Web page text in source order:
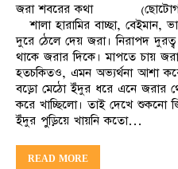
জরা শবরের কথা
শালা হারামির বাচ্ছা,
দুরে ঠেলে দেয় জরা। নিরাপদ
থাকে জরার দিকে। মাপতে চায়
হতচকিতও, এমন অভ্যর্থনা আশা
বড়ো মেঠো ইঁদুর ধরে এনে জরার
করে খাচ্ছিলো। তাই দেখে শুকনো
ইঁদুর পুড়িয়ে খায়নি কতো…
READ MORE